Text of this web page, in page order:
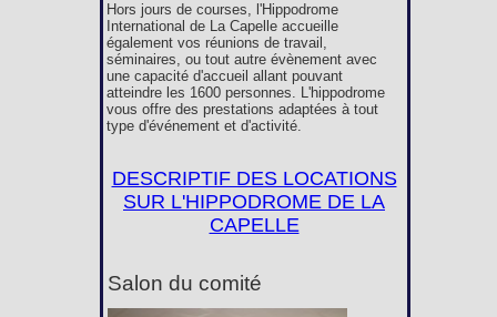
Hors jours de courses, l'Hippodrome
International de La Capelle accueille
également vos réunions de travail,
séminaires, ou tout autre évènement avec
une capacité d'accueil allant pouvant
atteindre les 1600 personnes. L'hippodrome
vous offre des prestations adaptées à tout
type d'événement et d'activité.
DESCRIPTIF DES LOCATIONS
SUR L'HIPPODROME DE LA
CAPELLE
Salon du comité